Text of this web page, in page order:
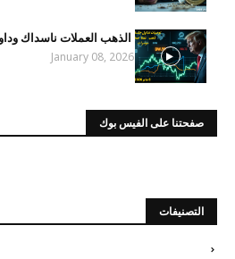
الذهب العملات ناسداك
January 08, 2026
صفحتنا على الفيس بوك
التصنيفات